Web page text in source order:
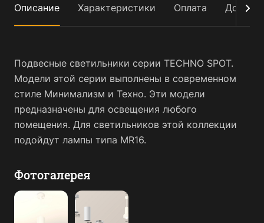
Описание Характеристики Оплата
Подвесные светильники серии TECHNO SPOT.
Модели этой серии выполнены в современном
стиле Минимализм и Техно. Эти модели
предназначены для освещения любого
помещения. Для светильников этой коллекции
подойдут лампы типа MR16.
Фотогалерея